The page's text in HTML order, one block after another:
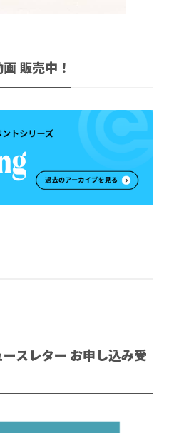
販売中！
スレター お申し込み受